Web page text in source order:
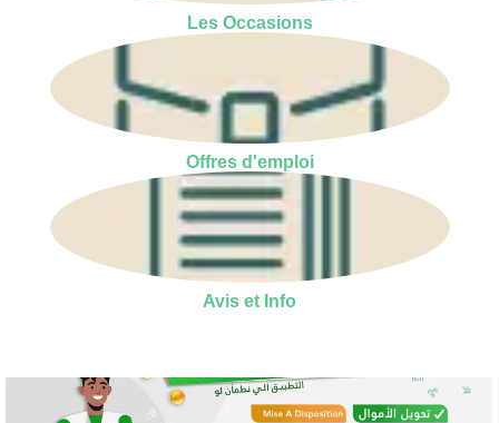
Les Occasions
Offres d'emploi
Avis et Info